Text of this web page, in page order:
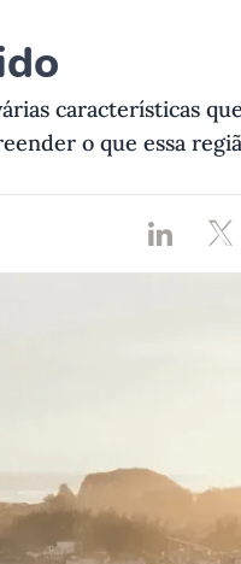
características
o que essa